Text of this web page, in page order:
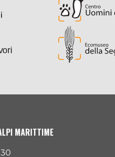
MARITTIME